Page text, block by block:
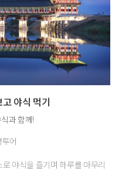
야식 먹기
과 함께!
어
야식을 즐기며 하루를 마무리